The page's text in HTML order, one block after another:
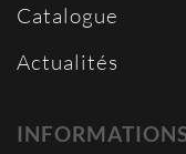
Catalogue
Actualités